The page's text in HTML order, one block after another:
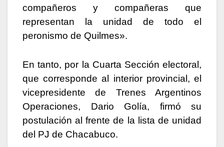
compañeros y compañeras que
representan la unidad de todo el
peronismo de Quilmes».
En tanto, por la Cuarta Sección electoral,
que corresponde al interior provincial, el
vicepresidente de Trenes Argentinos
Operaciones, Dario Golía, firmó su
postulación al frente de la lista de unidad
del PJ de Chacabuco.